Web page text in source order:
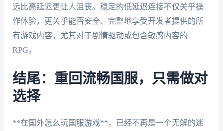
远比高延迟更让人沮丧。稳定的低延迟连接不仅关乎操
作体验，更关乎能否安全、完整地享受开发者提供的所
有游戏内容，尤其对于剧情驱动或包含敏感内容的
RPG。
结尾：重回流畅国服，只需做对
选择
**在国外怎么玩国服游戏**，已经不再是一个无解的迷